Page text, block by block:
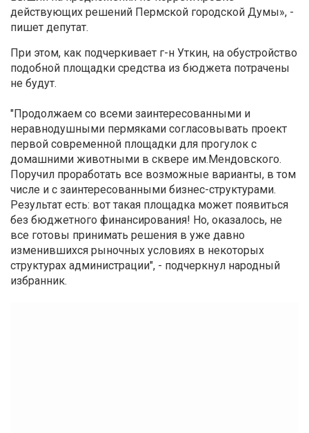
действующих решений Пермской городской Думы», -
пишет депутат.
При этом, как подчеркивает г-н Уткин, на обустройство
подобной площадки средства из бюджета потрачены
не будут.
"Продолжаем со всеми заинтересованными и
неравнодушными пермяками согласовывать проект
первой современной площадки для прогулок с
домашними животными в сквере им.Мендовского.
Поручил проработать все возможные варианты, в том
числе и с заинтересованными бизнес-структурами.
Результат есть: вот такая площадка может появиться
без бюджетного финансирования! Но, оказалось, не
все готовы принимать решения в уже давно
изменившихся рыночных условиях в некоторых
структурах администрации", - подчеркнул народный
избранник.